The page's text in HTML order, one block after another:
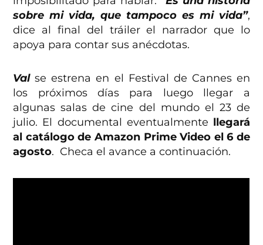
sobre mi vida, que tampoco es mi vida”,
dice al final del tráiler el narrador que lo
apoya para contar sus anécdotas.
Val se estrena en el Festival de Cannes en
los próximos días para luego llegar a
algunas salas de cine del mundo el 23 de
julio. El documental eventualmente llegará
al catálogo de Amazon Prime Video el 6 de
agosto. Checa el avance a continuación.